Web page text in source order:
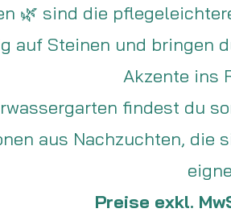
🌿 sind die
auf Steinen und bringen
Akzente ins
findest du
aus Nachzuchten,
Preise exkl.